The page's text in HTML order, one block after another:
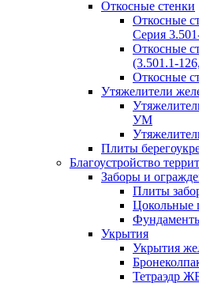
Откосные стенки
Откосные
Серия
Откосные
(3.501.1-
Откосные
Утяжелители
УМ
Плиты
Благоустройство
Заборы и
Плиты
Цокольные
Укрытия
Укрытия
Тетраэдр